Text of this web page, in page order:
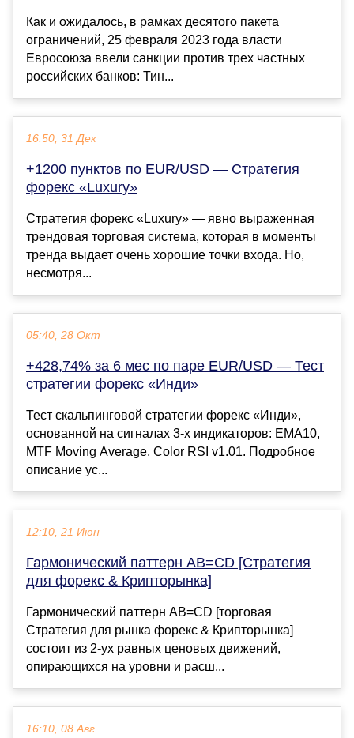
Как и ожидалось, в рамках десятого пакета
ограничений, 25 февраля 2023 года власти
Евросоюза ввели санкции против трех частных
российских банков: Тин...
16:50, 31 Дек
+1200 пунктов по EUR/USD — Стратегия
форекс «Luxury»
Стратегия форекс «Luxury» — явно выраженная
трендовая торговая система, которая в моменты
тренда выдает очень хорошие точки входа. Но,
несмотря...
05:40, 28 Окт
+428,74% за 6 мес по паре EUR/USD — Тест
стратегии форекс «Инди»
Тест скальпинговой стратегии форекс «Инди»,
основанной на сигналах 3-х индикаторов: EMA10,
MTF Moving Average, Color RSI v1.01. Подробное
описание ус...
12:10, 21 Июн
Гармонический паттерн AB=CD [Стратегия
для форекс & Крипторынка]
Гармонический паттерн AB=CD [торговая
Стратегия для рынка форекс & Крипторынка]
состоит из 2-ух равных ценовых движений,
опирающихся на уровни и расш...
16:10, 08 Авг